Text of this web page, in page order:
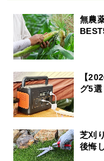
無農
【
グ5
芝刈
後悔